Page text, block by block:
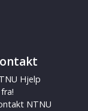
Hjelp
NTNU